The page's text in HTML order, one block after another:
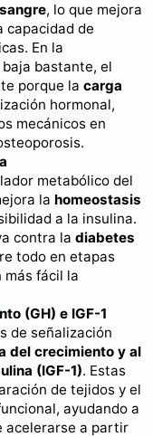
, lo que mejora
capacidad de
En la
bastante, el
porque la carga
hormonal,
mecánicos en
metabólico del
la homeostasis
a la insulina.
contra la diabetes
todo en etapas
más fácil la
(GH) e IGF-1
de señalización
del crecimiento y al
(IGF-1). Estas
de tejidos y el
ayudando a
acelerarse a partir